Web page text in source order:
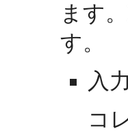
ます
す。
入
コ